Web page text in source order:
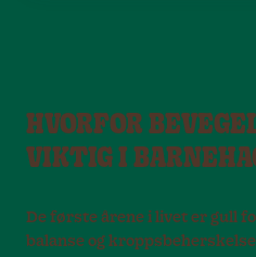
HVORFOR
VIKTIG I
De første årene i livet er gull
balanse og